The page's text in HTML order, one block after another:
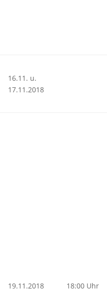
16.11. u.
17.11.2018
19.11.2018 18:00 Uhr